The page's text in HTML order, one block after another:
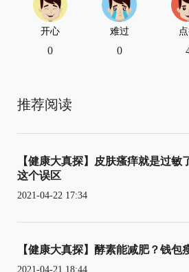
开心
0
难过
0
推荐阅读
【健康大真探】皮肤瘙痒就是过敏
这个误区
2021-04-22 17:34
【健康大真探】酵素能减肥？钱包
2021-04-21 18:44